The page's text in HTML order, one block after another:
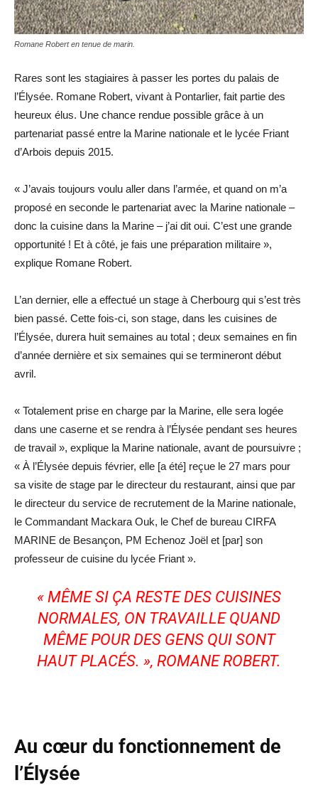
Romane Robert en tenue de marin.
Rares sont les stagiaires à passer les portes du palais de
l’Élysée. Romane Robert, vivant à Pontarlier, fait partie des
heureux élus. Une chance rendue possible grâce à un
partenariat passé entre la Marine nationale et le lycée Friant
d’Arbois depuis 2015.
« J’avais toujours voulu aller dans l’armée, et quand on m’a
proposé en seconde le partenariat avec la Marine nationale –
donc la cuisine dans la Marine – j’ai dit oui. C’est une grande
opportunité ! Et à côté, je fais une préparation militaire »,
explique Romane Robert.
L’an dernier, elle a effectué un stage à Cherbourg qui s’est très
bien passé. Cette fois-ci, son stage, dans les cuisines de
l’Élysée, durera huit semaines au total ; deux semaines en fin
d’année dernière et six semaines qui se termineront début
avril.
« Totalement prise en charge par la Marine, elle sera logée
dans une caserne et se rendra à l’Élysée pendant ses heures
de travail », explique la Marine nationale, avant de poursuivre ;
« À l’Élysée depuis février, elle [a été] reçue le 27 mars pour
sa visite de stage par le directeur du restaurant, ainsi que par
le directeur du service de recrutement de la Marine nationale,
le Commandant Mackara Ouk, le Chef de bureau CIRFA
MARINE de Besançon, PM Echenoz Joël et [par] son
professeur de cuisine du lycée Friant ».
« MÊME SI ÇA RESTE DES CUISINES
NORMALES, ON TRAVAILLE QUAND
MÊME POUR DES GENS QUI SONT
HAUT PLACÉS. », ROMANE ROBERT.
Au cœur du fonctionnement de
l’Élysée